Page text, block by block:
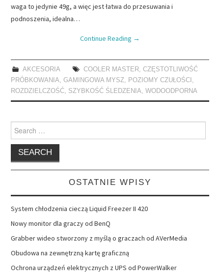
waga to jedynie 49g, a więc jest łatwa do przesuwania i
podnoszenia, idealna…
Continue Reading →
AKCESORIA COOLER MASTER, CZĘSTOTLIWOŚĆ
PRÓBKOWANIA,GAMINGOWA MYSZ, POZIOMY CZUŁOŚCI ,
ROZDZIELCZOŚĆ, SZYBKOŚĆ ŚLEDZENIA,WODOODPORNA
Search
for:
OSTATNIE WPISY
System chłodzenia cieczą Liquid Freezer II 420
Nowy monitor dla graczy od BenQ
Grabber wideo stworzony z myślą o graczach od AVerMedia
Obudowa na zewnętrzną kartę graficzną
Ochrona urządzeń elektrycznych z UPS od PowerWalker